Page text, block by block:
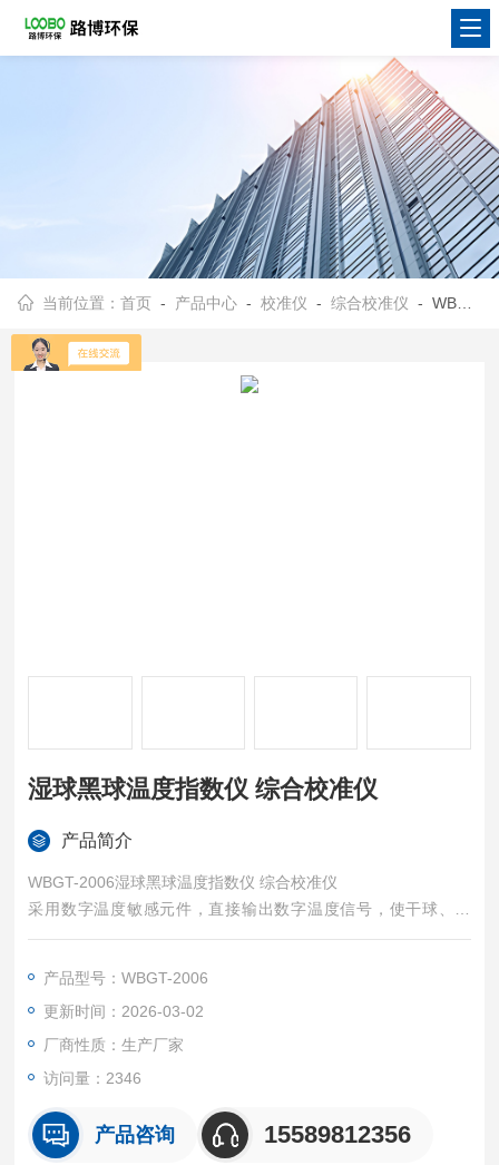
当前位置：首页 - 产品中心 -校准仪 -综合校准仪 - WBGT-2006湿球黑球温度指数仪 综合校准仪
湿球黑球温度指数仪 综合校准仪
产品简介
WBGT-2006湿球黑球温度指数仪 综合校准仪
采用数字温度敏感元件，直接输出数字温度信号，使干球、湿
球、黑球温度直接在显示屏上进行显示，同时也显示此时的WBG
用来评价整个工作周期中人体所受的热强度。
质量是产品的生命，信誉是企业的根本，产品合格不是标准，用
户满意才是目的！
产品型号：WBGT-2006
更新时间：2026-03-02
厂商性质：生产厂家
访问量：2346
产品咨询 15589812356